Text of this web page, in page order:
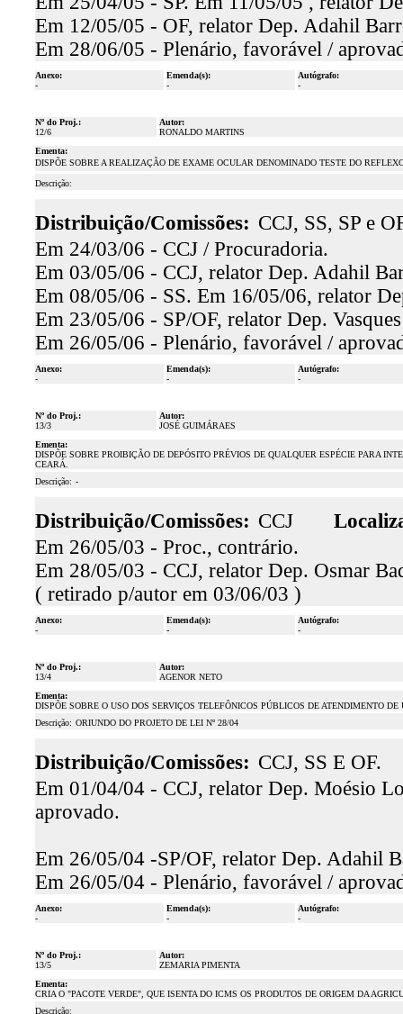
Em 12/05/05 - OF, relator Dep. Adahil
Em 28/06/05 - Plenário, favorável /
Anexo:
-
Emenda(s):
-
Autógrafo:
-
Nº do Proj.:
12/6
Autor:
RONALDO MARTINS
Ementa:
DISPÕE SOBRE A REALIZAÇÃO DE EXAME OCULAR DENOMINADO TESTE DO
Descrição:
Distribuição/Comissões: CCJ, SS, SP e
Em 24/03/06 - CCJ / Procuradoria.
Em 03/05/06 - CCJ, relator Dep. Adahil
Em 08/05/06 - SS. Em 16/05/06, relator
Em 23/05/06 - SP/OF, relator Dep.
Em 26/05/06 - Plenário, favorável /
Anexo:
-
Emenda(s):
-
Autógrafo:
-
Nº do Proj.:
13/3
Autor:
JOSÉ GUIMÁRAES
Ementa:
DISPÕE SOBRE PROIBIÇÃO DE DEPÓSITO PRÉVIOS DE QUALQUER ESPÉCIE PARA
CEARÁ.
Descrição: -
Distribuição/Comissões: CCJ
Em 26/05/03 - Proc., contrário.
Em 28/05/03 - CCJ, relator Dep. Osmar
( retirado p/autor em 03/06/03 )
Anexo:
-
Emenda(s):
-
Autógrafo:
-
Nº do Proj.:
13/4
Autor:
AGENOR NETO
Ementa:
DISPÕE SOBRE O USO DOS SERVIÇOS TELEFÔNICOS PÚBLICOS DE ATENDIMENTO
Descrição: ORIUNDO DO PROJETO DE LEI Nº 28/04
Distribuição/Comissões: CCJ, SS E OF.
Em 01/04/04 - CCJ, relator Dep. Moésio
aprovado.
Em 26/05/04 -SP/OF, relator Dep. Adahil
Em 26/05/04 - Plenário, favorável /
Anexo:
-
Emenda(s):
-
Autógrafo:
-
Nº do Proj.:
13/5
Autor:
ZEMARIA PIMENTA
Ementa:
CRIA O "PACOTE VERDE", QUE ISENTA DO ICMS OS PRODUTOS DE ORIGEM DA
Descrição: